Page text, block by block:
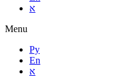
א
Menu
Ру
En
א